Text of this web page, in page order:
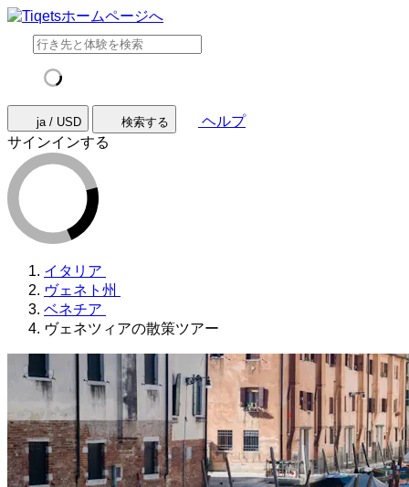
ja / USD 検索する
ヘルプ
サインインする
イタリア
ヴェネト州
ベネチア
ヴェネツィアの散策ツアー